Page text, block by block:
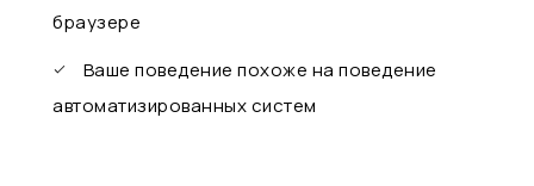
браузере
Ваше поведение похоже на поведение
автоматизированных систем